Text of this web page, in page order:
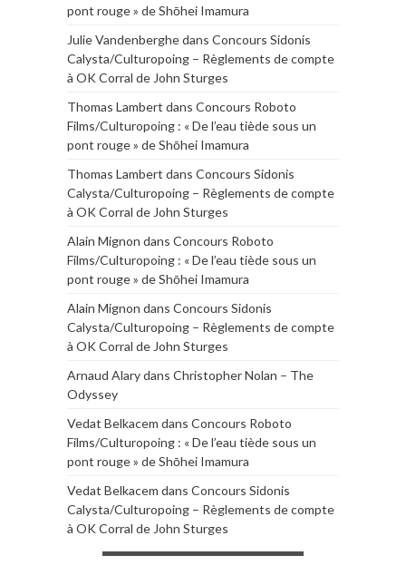
pont rouge » de Shōhei Imamura
Julie Vandenberghedans Concours Sidonis
Calysta/Culturopoing – Règlements de compte
à OK Corral de John Sturges
Thomas Lambert dans Concours Roboto
Films/Culturopoing : « De l’eau tiède sous un
pont rouge » de Shōhei Imamura
Thomas Lambert dans Concours Sidonis
Calysta/Culturopoing – Règlements de compte
à OK Corral de John Sturges
Alain Mignon dans Concours Roboto
Films/Culturopoing : « De l’eau tiède sous un
pont rouge » de Shōhei Imamura
Alain Mignon dans Concours Sidonis
Calysta/Culturopoing – Règlements de compte
à OK Corral de John Sturges
Arnaud Alarydans Christopher Nolan – The
Odyssey
Vedat Belkacem dans Concours Roboto
Films/Culturopoing : « De l’eau tiède sous un
pont rouge » de Shōhei Imamura
Vedat Belkacem dans Concours Sidonis
Calysta/Culturopoing – Règlements de compte
à OK Corral de John Sturges